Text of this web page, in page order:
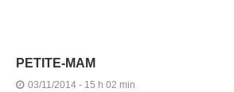
PETITE-MAM
03/11/2014 - 15 h 02 min